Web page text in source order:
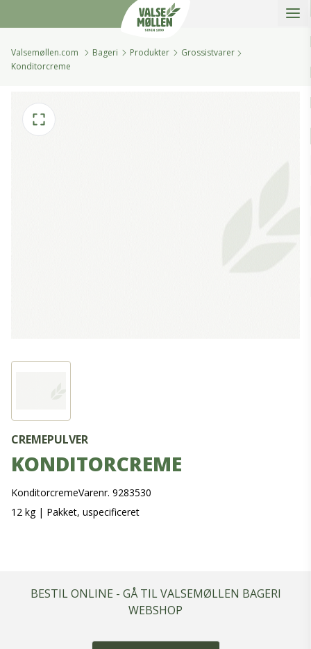
Valsemøllen.com Bageri Produkter
Grossistvarer
Konditorcreme
CREMEPULVER
KONDITORCREME
KonditorcremeVarenr. 9283530
12 kg | Pakket, uspecificeret
BESTIL ONLINE - GÅ TIL VALSEMØLLEN BAGERI
WEBSHOP